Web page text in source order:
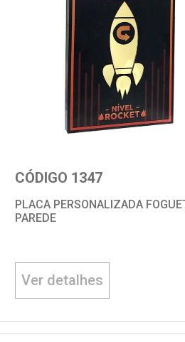
CÓDIGO 1347
PLACA PERSONALIZADA
PAREDE
Ver detalhes